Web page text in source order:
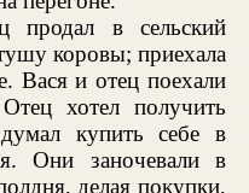
продал в сельский
коровы; приехала
Вася и отец поехали
хотел получить
купить себе в
Они заночевали в
делая покупки,